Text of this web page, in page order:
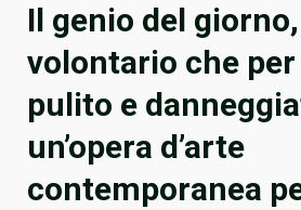
Il genio del
volontario che
pulito e
un’opera d’arte
contemporanea